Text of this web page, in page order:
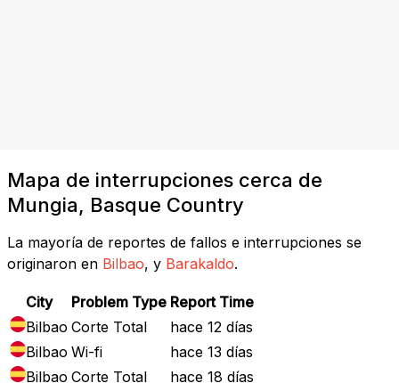
Mapa de interrupciones cerca de
Mungia, Basque Country
La mayoría de reportes de fallos e interrupciones se
originaron en Bilbao, y Barakaldo.
City Problem Type Report Time
Bilbao Corte Total
hace 12 días
Bilbao Wi-fi
hace 13 días
Bilbao Corte Total
hace 18 días